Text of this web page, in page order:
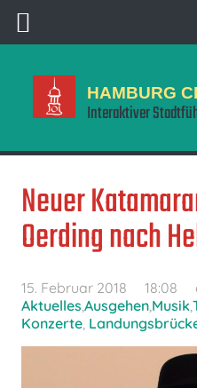
HAMBURG
Interaktiver
Neuer
Oerding nach
15. Februar 2018 18:08
Aktuelles Ausgehen Musik
Konzerte